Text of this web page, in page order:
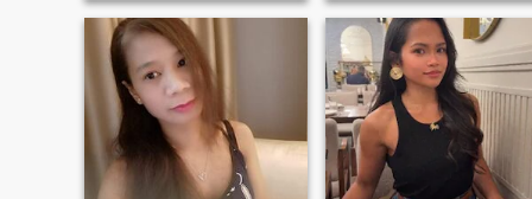
brutto nella geografia locale
che, la prima volta che ho
fatto un giro in barca per
galera, ero convinto di aver
finalmente lasciato Luzon.
Difficile no Sono una donna
onesta, con una carriera
decente e valori forti. Così
mentre potrei raccontarvi
storie dei miei viaggi a Parigi
For whatever reason..Moon
watc